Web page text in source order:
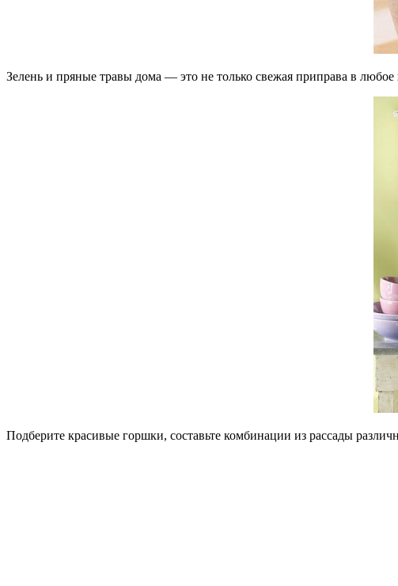
Зелень и пряные травы дома — это не только свежая приправа в
Подберите красивые горшки, составьте комбинации из рассады